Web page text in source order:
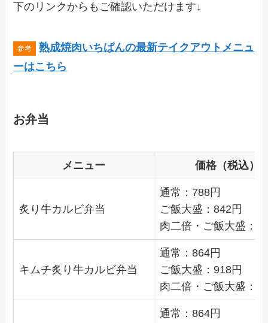
下のリンクからもご確認いただけます↓
熟成焼肉いちばんの最新テイクアウトメニュ
ーはこちら
お弁当
メニュー 価格（税込）
炙り牛カルビ弁当
通常：788円
ご飯大盛：842円
肉二倍・ご飯大盛：
キムチ炙り牛カルビ弁当
通常：864円
ご飯大盛：918円
肉二倍・ご飯大盛：
通常：864円